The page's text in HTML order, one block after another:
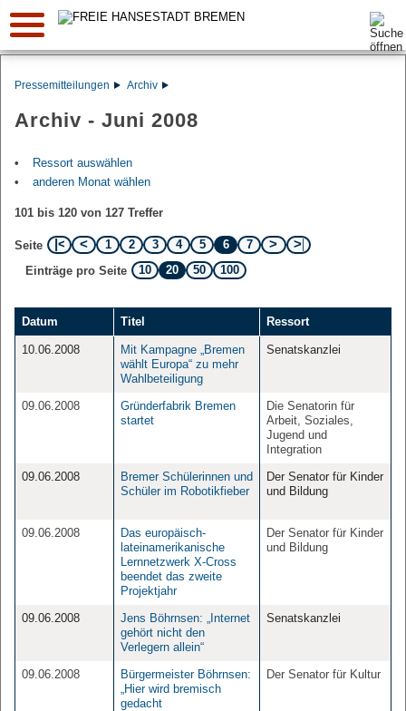
Suche:
Pressemitteilungen Archiv
Archiv - Juni 2008
Ressort auswählen
anderen Monat wählen
101 bis 120 von 127 Treffer
Seite 1 2 3 4 5 6
7
Einträge pro Seite
10 20 50 100
Datum Titel Ressort
10.06.2008
Mit Kampagne „Bremen
wählt Europa“ zu mehr
Wahlbeteiligung
Senatskanzlei
09.06.2008
Gründerfabrik Bremen
startet
Die Senatorin für
Arbeit, Soziales,
Jugend und
Integration
09.06.2008
Bremer Schülerinnen und
Schüler im Robotikfieber
Der Senator für Kinder
und Bildung
09.06.2008
Das europäisch-
lateinamerikanische
Lernnetzwerk X-Cross
beendet das zweite
Projektjahr
Der Senator für Kinder
und Bildung
09.06.2008
Jens Böhrnsen: „Internet
gehört nicht den
Verlegern allein“
Senatskanzlei
09.06.2008
Bürgermeister Böhrnsen:
„Hier wird bremisch
gedacht
Der Senator für Kultur